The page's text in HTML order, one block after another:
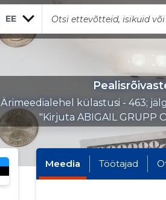
EE
Ärimeedialehel külastusi - 463;
"Kirjuta ABIGAIL GRUPP
Meedia Töötajad